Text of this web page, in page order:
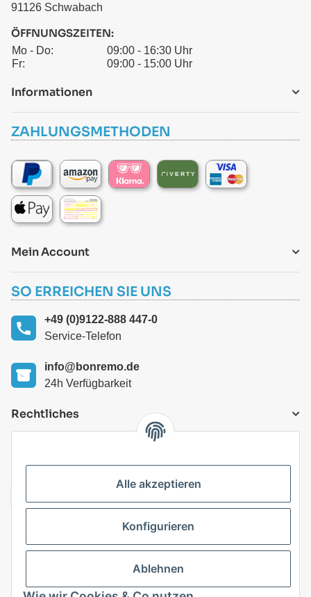
91126 Schwabach
ÖFFNUNGSZEITEN:
Mo - Do:
09:00 - 16:30 Uhr
Fr:
09:00 - 15:00 Uhr
Informationen
ZAHLUNGSMETHODEN
Mein Account
SO ERREICHEN SIE UNS
+49 (0)9122-888 447-0
Service-Telefon
info@bonremo.de
24h Verfügbarkeit
Rechtliches
Vertrag widerrufen
Alle akzeptieren
Konfigurieren
Ablehnen